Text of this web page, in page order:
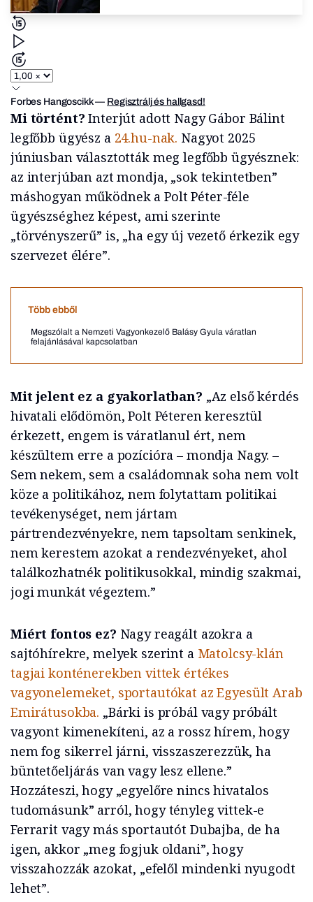
Forbes Hangoscikk— Regisztrálj és hallgasd!
Mi történt? Interjút adott Nagy Gábor Bálint
legfőbb ügyész a 24.hu-nak. Nagyot 2025
júniusban választották meg legfőbb ügyésznek:
az interjúban azt mondja, „sok tekintetben”
máshogyan működnek a Polt Péter-féle
ügyészséghez képest, ami szerinte
„törvényszerű” is, „ha egy új vezető érkezik egy
szervezet élére”.
Több ebből
Megszólalt a Nemzeti Vagyonkezelő Balásy Gyula váratlan
felajánlásával kapcsolatban
Mit jelent ez a gyakorlatban? „Az első kérdés
hivatali elődömön, Polt Péteren keresztül
érkezett, engem is váratlanul ért, nem
készültem erre a pozícióra – mondja Nagy. –
Sem nekem, sem a családomnak soha nem volt
köze a politikához, nem folytattam politikai
tevékenységet, nem jártam
pártrendezvényekre, nem tapsoltam senkinek,
nem kerestem azokat a rendezvényeket, ahol
találkozhatnék politikusokkal, mindig szakmai,
jogi munkát végeztem.”
Miért fontos ez? Nagy reagált azokra a
sajtóhírekre, melyek szerint a Matolcsy-klán
tagjai konténerekben vittek értékes
vagyonelemeket, sportautókat az Egyesült Arab
Emirátusokba. „Bárki is próbál vagy próbált
vagyont kimenekíteni, az a rossz hírem, hogy
nem fog sikerrel járni, visszaszerezzük, ha
büntetőeljárás van vagy lesz ellene.”
Hozzáteszi, hogy „egyelőre nincs hivatalos
tudomásunk” arról, hogy tényleg vittek-e
Ferrarit vagy más sportautót Dubajba, de ha
igen, akkor „meg fogjuk oldani”, hogy
visszahozzák azokat, „efelől mindenki nyugodt
lehet”.